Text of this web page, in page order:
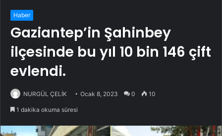
Haber
Gaziantep’in Şahinbey
ilçesinde bu yıl 10 bin 146 çift
evlendi.
NURGÜL ÇELİK Ocak 8, 2023 0 10
1 dakika okuma süresi